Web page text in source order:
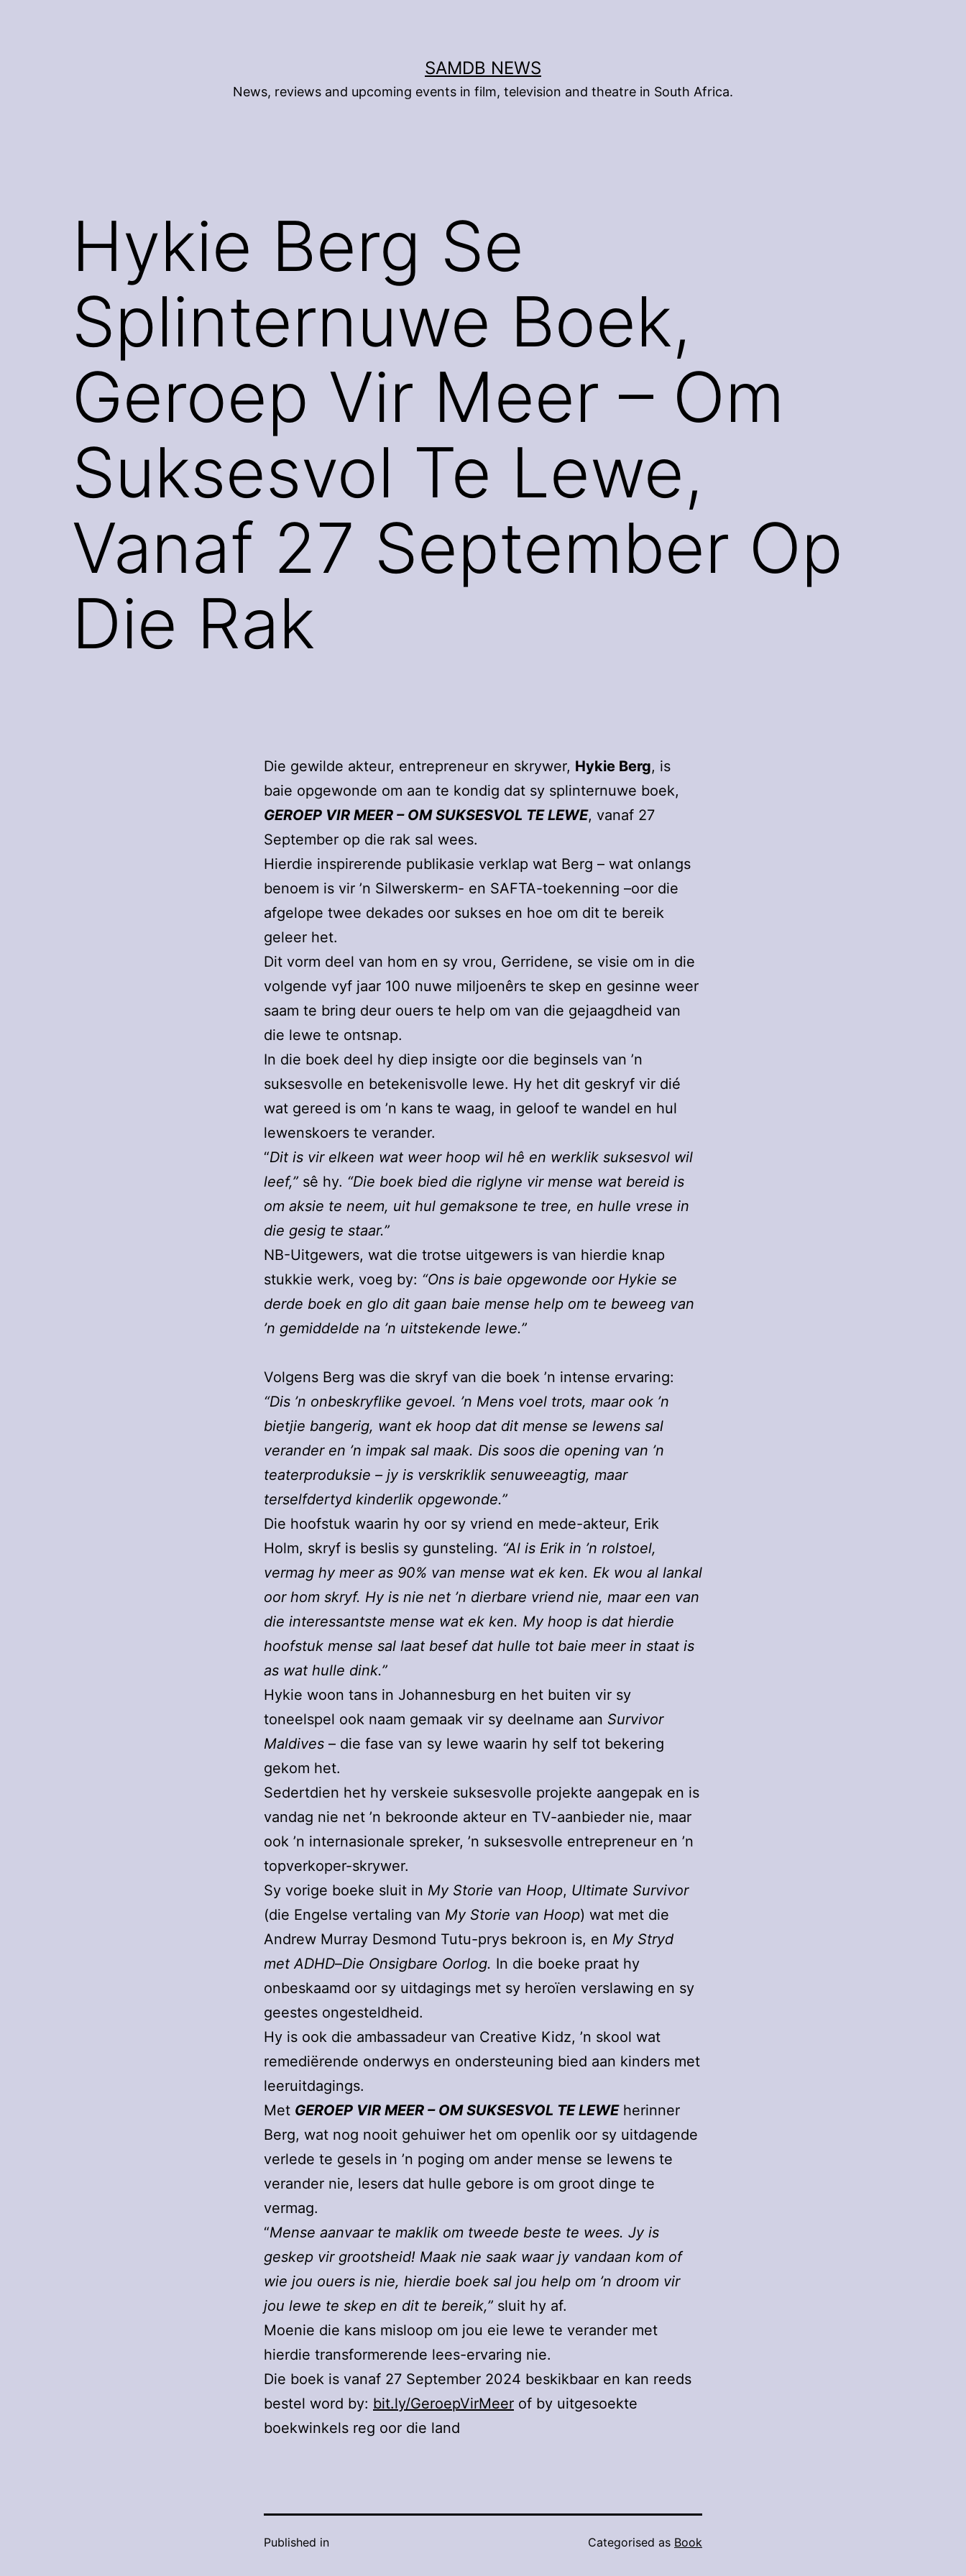
SAMDB NEWS
News, reviews and upcoming events in film, television and theatre in South Africa.
Hykie Berg Se
Splinternuwe Boek,
Geroep Vir Meer – Om
Suksesvol Te Lewe,
Vanaf 27 September Op
Die Rak
Die gewilde akteur, entrepreneur en skrywer, Hykie Berg, is
baie opgewonde om aan te kondig dat sy splinternuwe boek,
GEROEP VIR MEER – OM SUKSESVOL TE LEWE, vanaf 27
September op die rak sal wees.
Hierdie inspirerende publikasie verklap wat Berg – wat onlangs
benoem is vir ’n Silwerskerm- en SAFTA-toekenning –oor die
afgelope twee dekades oor sukses en hoe om dit te bereik
geleer het.
Dit vorm deel van hom en sy vrou, Gerridene, se visie om in die
volgende vyf jaar 100 nuwe miljoenêrs te skep en gesinne weer
saam te bring deur ouers te help om van die gejaagdheid van
die lewe te ontsnap.
In die boek deel hy diep insigte oor die beginsels van ’n
suksesvolle en betekenisvolle lewe. Hy het dit geskryf vir dié
wat gereed is om ’n kans te waag, in geloof te wandel en hul
lewenskoers te verander.
“Dit is vir elkeen wat weer hoop wil hê en werklik suksesvol wil
leef,” sê hy. “Die boek bied die riglyne vir mense wat bereid is
om aksie te neem, uit hul gemaksone te tree, en hulle vrese in
die gesig te staar.”
NB-Uitgewers, wat die trotse uitgewers is van hierdie knap
stukkie werk, voeg by: “Ons is baie opgewonde oor Hykie se
derde boek en glo dit gaan baie mense help om te beweeg van
’n gemiddelde na ’n uitstekende lewe.”
Volgens Berg was die skryf van die boek ’n intense ervaring:
“Dis ’n onbeskryflike gevoel. ’n Mens voel trots, maar ook ’n
bietjie bangerig, want ek hoop dat dit mense se lewens sal
verander en ’n impak sal maak. Dis soos die opening van ’n
teaterproduksie – jy is verskriklik senuweeagtig, maar
terselfdertyd kinderlik opgewonde.”
Die hoofstuk waarin hy oor sy vriend en mede-akteur, Erik
Holm, skryf is beslis sy gunsteling. “Al is Erik in ’n rolstoel,
vermag hy meer as 90% van mense wat ek ken. Ek wou al lankal
oor hom skryf. Hy is nie net ’n dierbare vriend nie, maar een van
die interessantste mense wat ek ken. My hoop is dat hierdie
hoofstuk mense sal laat besef dat hulle tot baie meer in staat is
as wat hulle dink.”
Hykie woon tans in Johannesburg en het buiten vir sy
toneelspel ook naam gemaak vir sy deelname aan Survivor
Maldives – die fase van sy lewe waarin hy self tot bekering
gekom het.
Sedertdien het hy verskeie suksesvolle projekte aangepak en is
vandag nie net ’n bekroonde akteur en TV-aanbieder nie, maar
ook ’n internasionale spreker, ’n suksesvolle entrepreneur en ’n
topverkoper-skrywer.
Sy vorige boeke sluit in My Storie van Hoop, Ultimate Survivor
(die Engelse vertaling van My Storie van Hoop) wat met die
Andrew Murray Desmond Tutu-prys bekroon is, en My Stryd
met ADHD–Die Onsigbare Oorlog. In die boeke praat hy
onbeskaamd oor sy uitdagings met sy heroïen verslawing en sy
geestes ongesteldheid.
Hy is ook die ambassadeur van Creative Kidz, ’n skool wat
remediërende onderwys en ondersteuning bied aan kinders met
leeruitdagings.
Met GEROEP VIR MEER – OM SUKSESVOL TE LEWEherinner
Berg, wat nog nooit gehuiwer het om openlik oor sy uitdagende
verlede te gesels in ’n poging om ander mense se lewens te
verander nie, lesers dat hulle gebore is om groot dinge te
vermag.
“Mense aanvaar te maklik om tweede beste te wees. Jy is
geskep vir grootsheid! Maak nie saak waar jy vandaan kom of
wie jou ouers is nie, hierdie boek sal jou help om ’n droom vir
jou lewe te skep en dit te bereik,” sluit hy af.
Moenie die kans misloop om jou eie lewe te verander met
hierdie transformerende lees-ervaring nie.
Die boek is vanaf 27 September 2024 beskikbaar en kan reeds
bestel word by: bit.ly/GeroepVirMeer of by uitgesoekte
boekwinkels reg oor die land
Published in Categorised as Book